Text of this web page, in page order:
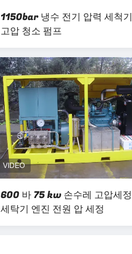
1150bar 냉수 전기 압력 세척
고압 청소 펌프
600 바 75 kw 손수레 고압세
세탁기 엔진 전원 압 세정